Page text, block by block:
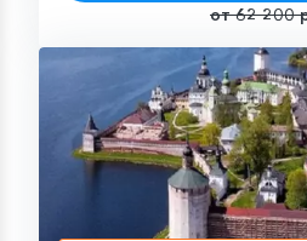
от 62 200